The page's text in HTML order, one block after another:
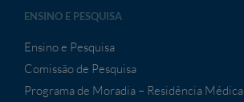
ENSINO E PESQUISA
Ensino e Pesquisa
Comissão de Pesquisa
Programa de Moradia – Residência Médica